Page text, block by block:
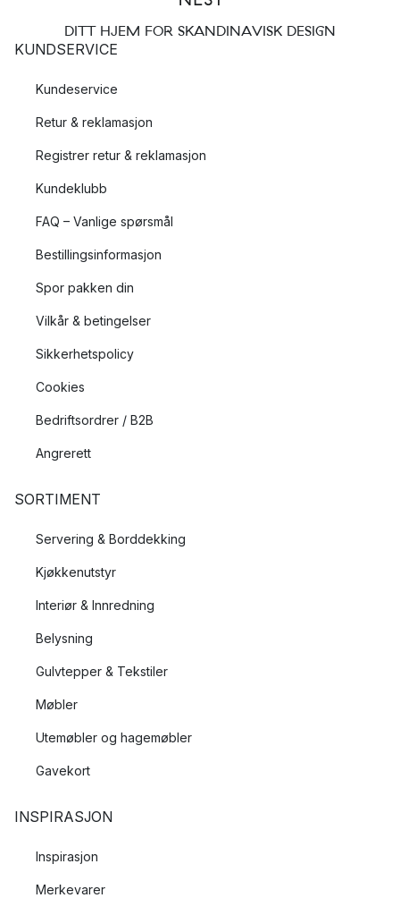
DITT HJEM FOR SKANDINAVISK DESIGN
KUNDSERVICE
Kundeservice
Retur & reklamasjon
Registrer retur & reklamasjon
Kundeklubb
FAQ – Vanlige spørsmål
Bestillingsinformasjon
Spor pakken din
Vilkår & betingelser
Sikkerhetspolicy
Cookies
Bedriftsordrer / B2B
Angrerett
SORTIMENT
Servering & Borddekking
Kjøkkenutstyr
Interiør & Innredning
Belysning
Gulvtepper & Tekstiler
Møbler
Utemøbler og hagemøbler
Gavekort
INSPIRASJON
Inspirasjon
Merkevarer